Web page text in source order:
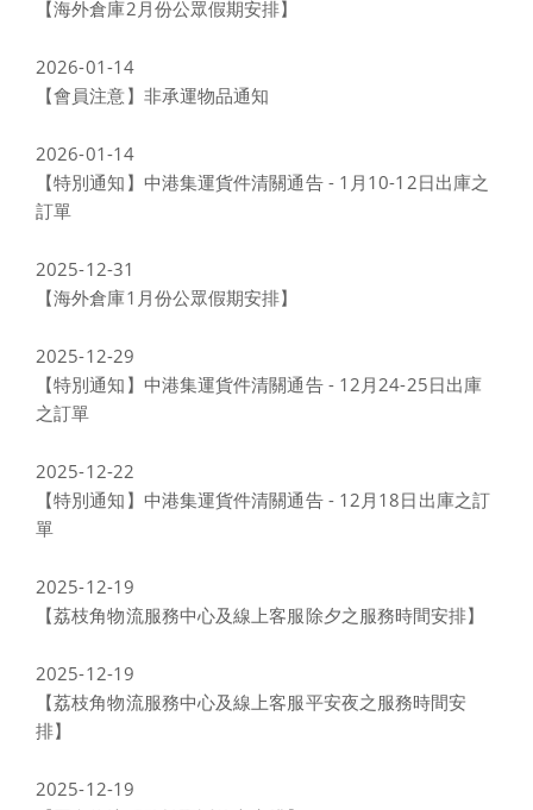
【海外倉庫2月份公眾假期安排】
2026-01-14
【會員注意】非承運物品通知
2026-01-14
【特別通知】中港集運貨件清關通告 - 1月10-12日出庫之
訂單
2025-12-31
【海外倉庫1月份公眾假期安排】
2025-12-29
【特別通知】中港集運貨件清關通告 - 12月24-25日出庫
之訂單
2025-12-22
【特別通知】中港集運貨件清關通告 - 12月18日出庫之訂
單
2025-12-19
【荔枝角物流服務中心及線上客服除夕之服務時間安排】
2025-12-19
【荔枝角物流服務中心及線上客服平安夜之服務時間安
排】
2025-12-19